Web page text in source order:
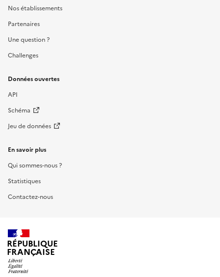
Nos établissements
Partenaires
Une question ?
Challenges
Données ouvertes
API
Schéma
Jeu de données
En savoir plus
Qui sommes-nous ?
Statistiques
Contactez-nous
RÉPUBLIQUE
FRANÇAISE